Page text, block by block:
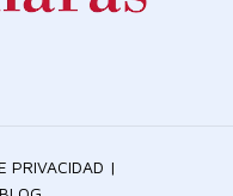
PRIVACIDAD |